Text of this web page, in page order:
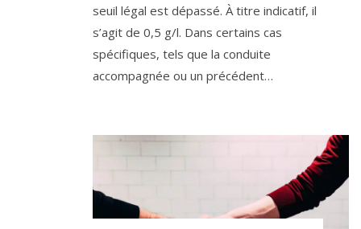
seuil légal est dépassé. À titre indicatif, il
s’agit de 0,5 g/l. Dans certains cas
spécifiques, tels que la conduite
accompagnée ou un précédent…